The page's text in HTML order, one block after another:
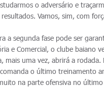
o adversário e
Vamos, sim, com
a segunda fase pode ser
e Comercial, o clube baiano
mais uma vez, abrirá a
o último treinamento
na parte ofensiva no